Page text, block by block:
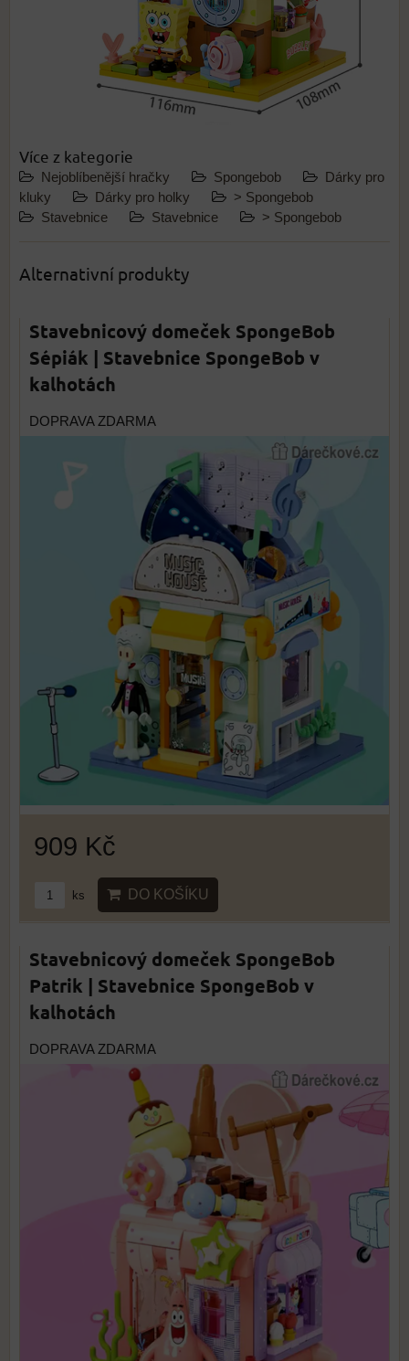
Více z kategorie
Nejoblíbenější hračky Spongebob
Dárky pro
kluky
Dárky pro holky
> Spongebob
Stavebnice
Stavebnice > Spongebob
Alternativní produkty
Stavebnicový domeček SpongeBob
Sépiák | Stavebnice SpongeBob v
kalhotách
DOPRAVA ZDARMA
909 Kč
ks DO KOŠÍKU
Stavebnicový domeček SpongeBob
Patrik | Stavebnice SpongeBob v
kalhotách
DOPRAVA ZDARMA